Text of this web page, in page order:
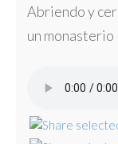
Abriendo y
un monasterio